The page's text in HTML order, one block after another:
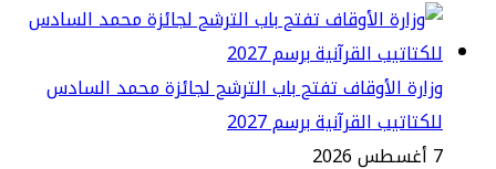
الأوقاف تفتح باب الترشح لجائزة محمد السادس
القرآنية برسم 2027